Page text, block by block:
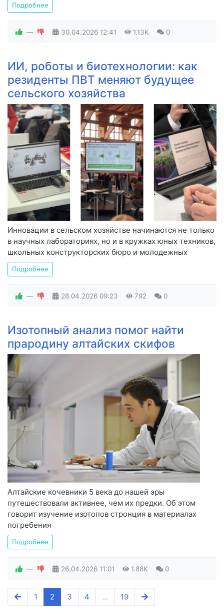
Подробнее
— 30.04.2026 12:41 1.13K 0
ИИ, роботы и биотехнологии: как
резиденты ПВТ меняют будущее
сельского хозяйства
Инновации в сельском хозяйстве начинаются не только
в научных лабораториях, но и в кружках юных техников,
школьных конструкторских бюро и молодежных
Подробнее
— 28.04.2026 09:23 792 0
Изотопный анализ помог найти
прародину алтайских скифов
Алтайские кочевники 5 века до нашей эры
путешествовали активнее, чем их предки. Об этом
говорит изучение изотопов стронция в материалах
погребения
Подробнее
— 26.04.2026 11:01 1.88K 0
1 2 3 4 ... 19